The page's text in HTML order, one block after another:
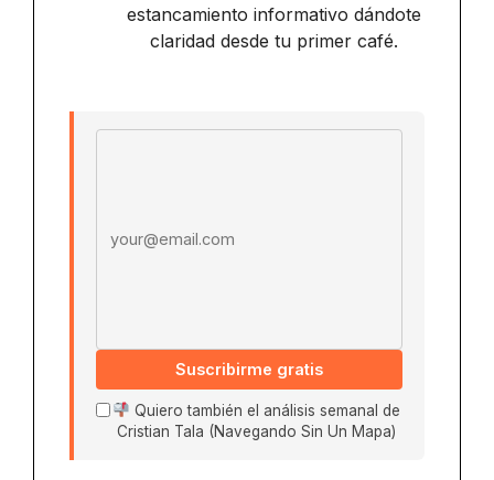
estancamiento informativo dándote
claridad desde tu primer café.
Suscribirme gratis
Quiero también el análisis semanal de
Cristian Tala (Navegando Sin Un Mapa)